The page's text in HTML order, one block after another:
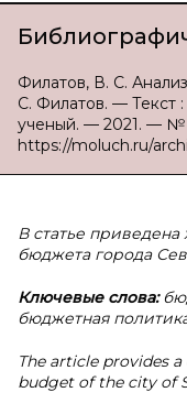
Филатов, В. С.
С. Филатов. — Текст
ученый. — 2021. — №
https://moluch.ru/
В статье приведена
бюджета города
Ключевые слова:
бюджетная
The article provides
budget of the city of